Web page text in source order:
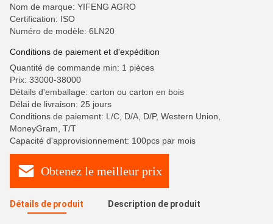
Nom de marque: YIFENG AGRO
Certification: ISO
Numéro de modèle: 6LN20
Conditions de paiement et d'expédition
Quantité de commande min: 1 pièces
Prix: 33000-38000
Détails d'emballage: carton ou carton en bois
Délai de livraison: 25 jours
Conditions de paiement: L/C, D/A, D/P, Western Union,
MoneyGram, T/T
Capacité d'approvisionnement: 100pcs par mois
Obtenez le meilleur prix
Détails de produit Description de produit